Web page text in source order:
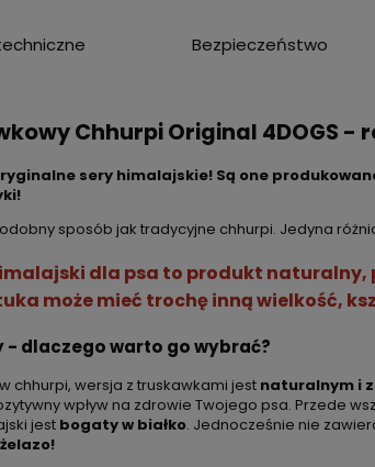
Bezpieczeństwo
Chhurpi Original 4DOGS -
sery himalajskie! Są one
sposób jak tradycyjne chhurpi. Jedyna
dla psa to produkt
może mieć trochę inną wielkość,
dlaczego warto go wybrać?
chhurpi, wersja z truskawkami jest naturalnym i
wpływ na zdrowie Twojego psa. Przede
jest bogaty w białko. Jednocześnie nie